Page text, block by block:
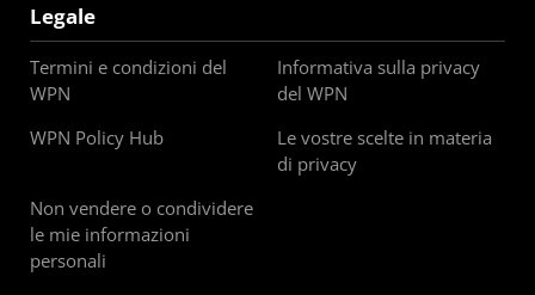
Legale
Termini e condizioni del
WPN
Informativa sulla privacy
del WPN
WPN Policy Hub
Le vostre scelte in materia
di privacy
Non vendere o condividere
le mie informazioni
personali